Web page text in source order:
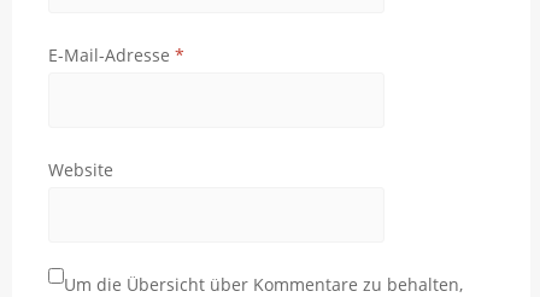
E-Mail-Adresse *
Website
Um die Übersicht über Kommentare zu behalten,